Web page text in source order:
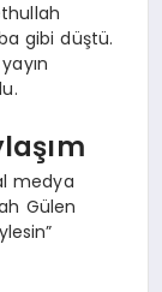
gibi düştü.
medya
Gülen